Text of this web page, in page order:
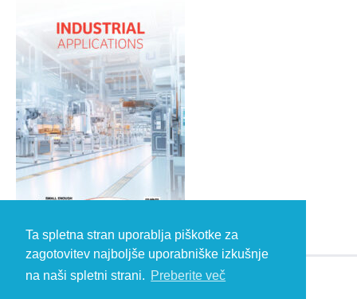
Ta spletna stran uporablja piškotke za
zagotovitev najboljše uporabniške izkušnje
na naši spletni strani. Preberite več